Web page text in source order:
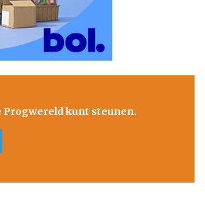
Progwereld kunt steunen.